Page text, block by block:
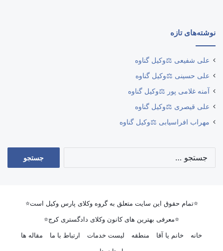
نوشته‌های تازه
علی شفیعی ⚖️وکیل گناوه
علی حسینی ⚖️وکیل گناوه
آمنه غلامی پور ⚖️وکیل گناوه
علی قیصری ⚖️وکیل گناوه
مهراب افراسیابی ⚖️وکیل گناوه
⭐تمام حقوق این سایت متعلق به گروه وکلای پارس وکیل است⭐
⭐معرفی بهترین های کانون وکلای دادگستری کرج⭐
خانه
خانم یا آقا منطقه لیست خدمات ارتباط با ما
مقاله ها